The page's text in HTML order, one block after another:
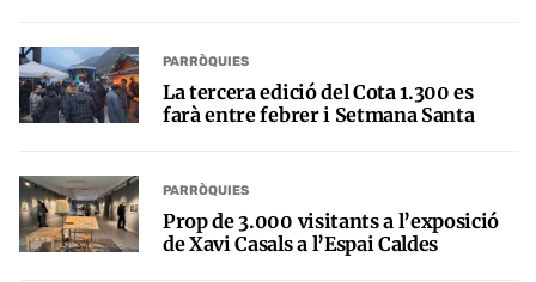
PARRÒQUIES
La tercera edició del Cota 1.300 es
farà entre febrer i Setmana Santa
PARRÒQUIES
Prop de 3.000 visitants a l’exposició
de Xavi Casals a l’Espai Caldes